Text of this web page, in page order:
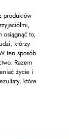
produktów
osiągnąć to,
którzy
ten sposób
Razem
życie i
które